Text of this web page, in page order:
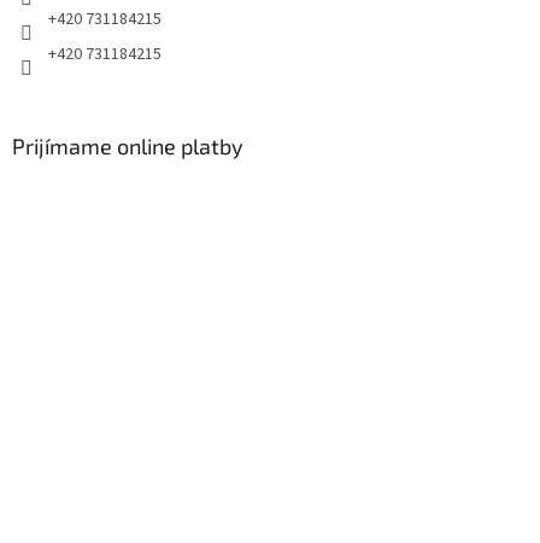
+420 731184215
+420 731184215
Prijímame online platby